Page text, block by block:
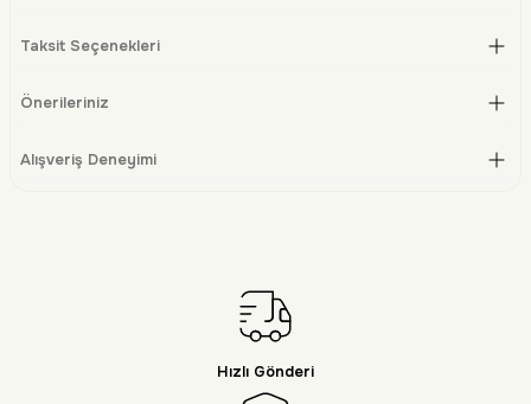
Taksit Seçenekleri
Önerileriniz
Alışveriş Deneyimi
Hızlı Gönderi